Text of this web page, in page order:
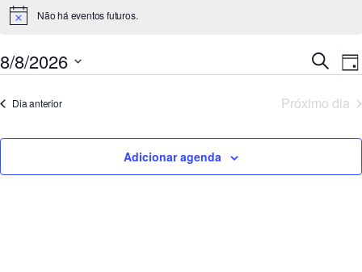
Notice Não há eventos futuros.
e
de
Procurar
eventos
Dia
8/8/2026
a Dia anterior Próximo dia
Adicionar agenda